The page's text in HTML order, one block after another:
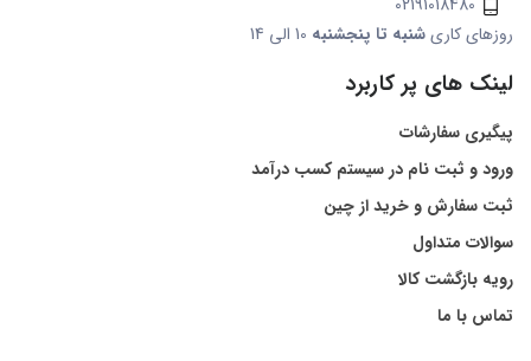
روزهای کاریشنبه تا پنجشنبه
لینک های پر کاربرد
پیگیری سفارشات
ورود و ثبت نام در سیستم کسب درآمد
ثبت سفارش و خرید از چین
سوالات متداول
رویه بازگشت کالا
تماس با ما